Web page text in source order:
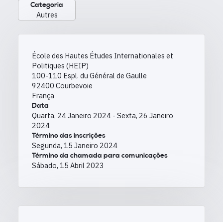
Categoria
Autres
École des Hautes Études Internationales et
Politiques (HEIP)
100-110 Espl. du Général de Gaulle
92400 Courbevoie
França
Data
Quarta, 24 Janeiro 2024 - Sexta, 26 Janeiro
2024
Término das inscrições
Segunda, 15 Janeiro 2024
Término da chamada para comunicações
Sábado, 15 Abril 2023